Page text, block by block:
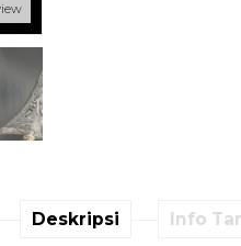
Deskripsi Info